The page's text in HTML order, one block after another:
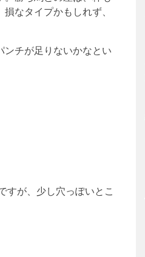
なタイプかもしれず、
チが足りないかなとい
すが、少し穴っぽいとこ